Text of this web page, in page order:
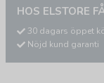
HOS ELSTORE
30 dagars öppet
Nöjd kund garanti